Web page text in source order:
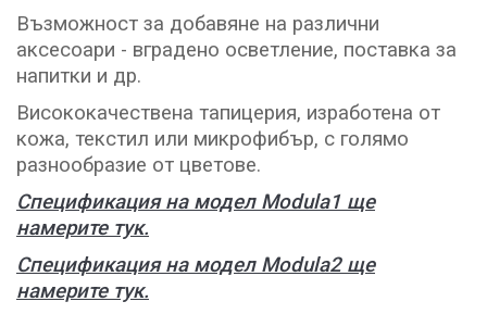
Възможност за добавяне на различни
аксесоари - вградено осветление, поставка за
напитки и др.
Висококачествена тапицерия, изработена от
кожа, текстил или микрофибър, с голямо
разнообразие от цветове.
Спецификация на модел Modula1 ще
намерите тук.
Спецификация на модел Modula2 ще
намерите тук.